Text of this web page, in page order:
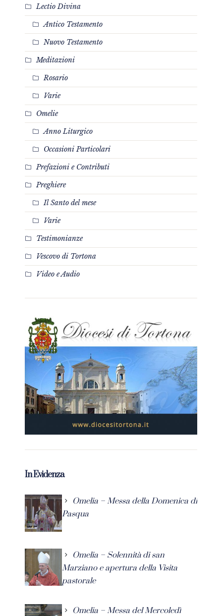
Lectio Divina
Antico Testamento
Nuovo Testamento
Meditazioni
Rosario
Varie
Omelie
Anno Liturgico
Occasioni Particolari
Prefazioni e Contributi
Preghiere
Il Santo del mese
Varie
Testimonianze
Vescovo di Tortona
Video e Audio
In Evidenza
Omelia – Messa della Domenica di
Pasqua
Omelia – Solennità di san
Marziano e apertura della Visita
pastorale
Omelia – Messa del Mercoledì